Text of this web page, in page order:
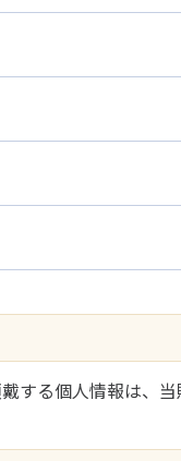
する個人情報は、